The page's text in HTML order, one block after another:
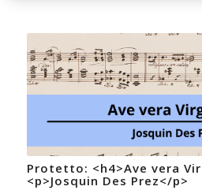
Protetto: <h4>Ave vera
<p>Josquin Des Prez</p>